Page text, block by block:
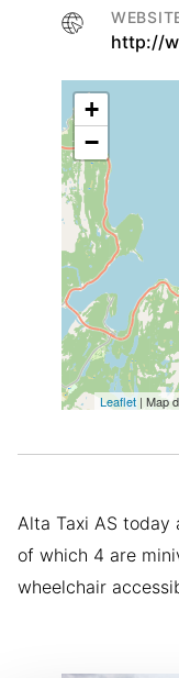
http://
+
−
Leaflet | Map
Alta Taxi AS
of which 4 are
wheelchair